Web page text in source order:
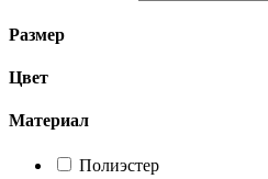
Размер
Цвет
Материал
Полиэстер